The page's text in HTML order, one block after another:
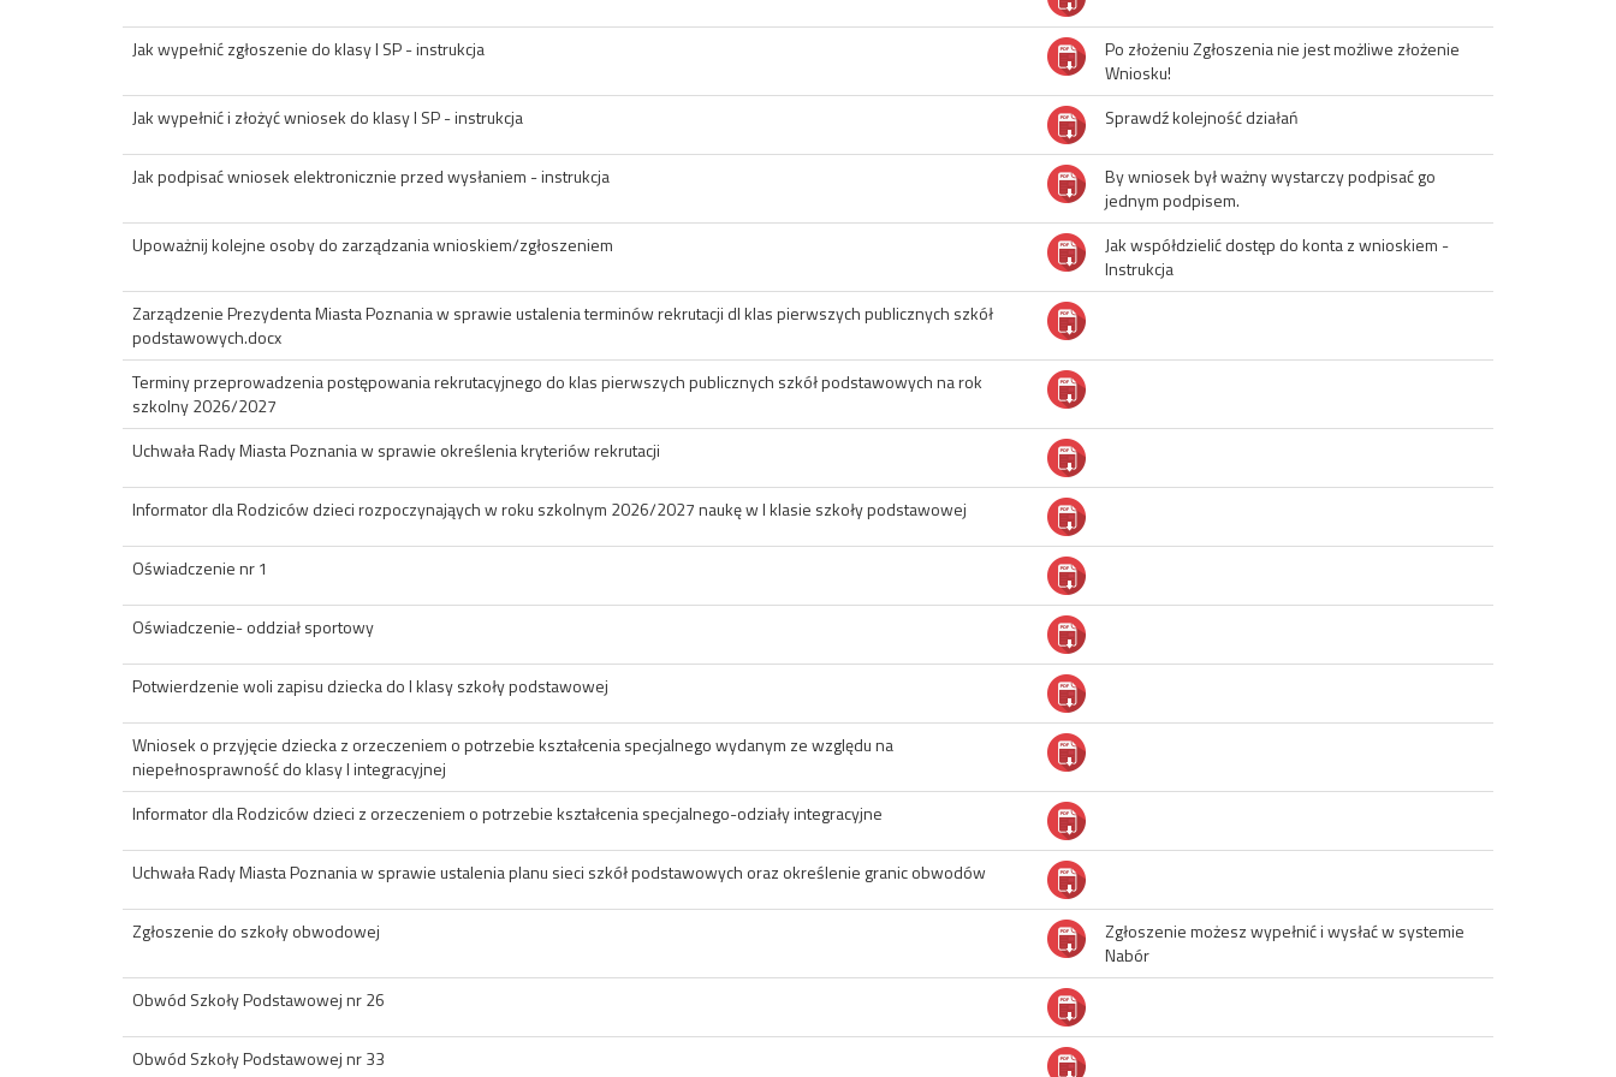
Jak wypełnić zgłoszenie do klasy I SP - instrukcja
Po złożeniu Zgłoszenia nie jest możliwe złożenie
Wniosku!
Jak wypełnić i złożyć wniosek do klasy I SP - instrukcja
Sprawdź kolejność działań
Jak podpisać wniosek elektronicznie przed wysłaniem - instrukcja
By wniosek był ważny wystarczy podpisać go
jednym podpisem.
Upoważnij kolejne osoby do zarządzania wnioskiem/zgłoszeniem
Jak współdzielić dostęp do konta z wnioskiem -
Instrukcja
Zarządzenie Prezydenta Miasta Poznania w sprawie ustalenia terminów rekrutacji dl klas pierwszych publicznych szkół
podstawowych.docx
Terminy przeprowadzenia postępowania rekrutacyjnego do klas pierwszych publicznych szkół podstawowych na rok
szkolny 2026/2027
Uchwała Rady Miasta Poznania w sprawie określenia kryteriów rekrutacji
Informator dla Rodziców dzieci rozpoczynająych w roku szkolnym 2026/2027 naukę w I klasie szkoły podstawowej
Oświadczenie nr 1
Oświadczenie- oddział sportowy
Potwierdzenie woli zapisu dziecka do I klasy szkoły podstawowej
Wniosek o przyjęcie dziecka z orzeczeniem o potrzebie kształcenia specjalnego wydanym ze względu na
niepełnosprawność do klasy I integracyjnej
Informator dla Rodziców dzieci z orzeczeniem o potrzebie kształcenia specjalnego-odziały integracyjne
Uchwała Rady Miasta Poznania w sprawie ustalenia planu sieci szkół podstawowych oraz określenie granic obwodów
Zgłoszenie do szkoły obwodowej
Zgłoszenie możesz wypełnić i wysłać w systemie
Nabór
Obwód Szkoły Podstawowej nr 26
Obwód Szkoły Podstawowej nr 33